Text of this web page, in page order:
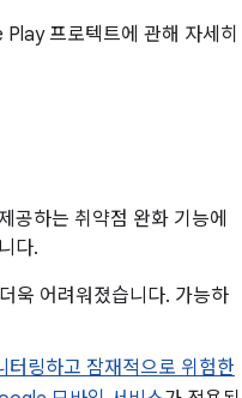
프로텍트에 관해 자세히
공하는 취약점 완화 기능에
다.
욱 어려워졌습니다. 가능하
링하고 잠재적으로 위험한